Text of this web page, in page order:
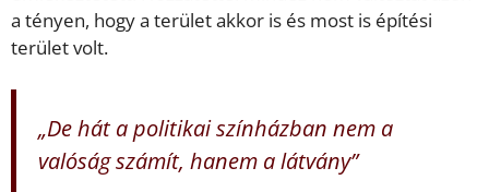
a tényen, hogy a terület akkor is és most is építési
terület volt.
„De hát a politikai színházban nem a
valóság számít, hanem a látvány”